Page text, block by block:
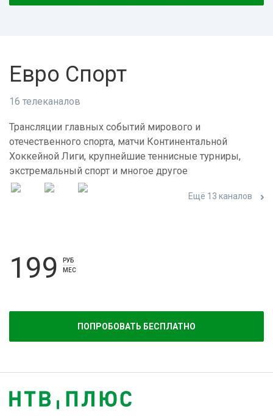
Евро Спорт
16 телеканалов
Трансляции главных событий мирового и
отечественного спорта, матчи Континентальной
Хоккейной Лиги, крупнейшие теннисные турниры,
экстремальный спорт и многое другое
Ещё 13 каналов
199
РУБ
МЕС
ПОПРОБОВАТЬ БЕСПЛАТНО